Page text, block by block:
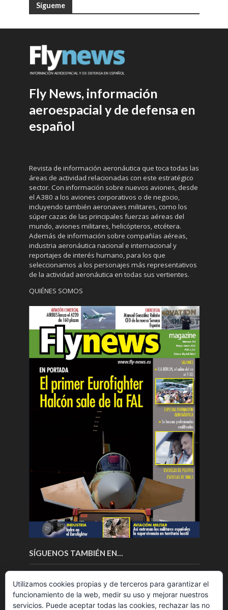
Sígueme
Fly News, información
aeroespacial y de defensa en
español
Revista de información aeronáutica que toca todas las
áreas de actividad relacionadas con este estratégico
sector. Con información sobre nuevos aviones, desde
el A380 a los aviones corporativos o de negocio,
incluyendo también aeronaves militares, como los
súper cazas de las principales fuerzas aéreas del
mundo, aviones militares, helicópteros, etcétera.
Además de información sobre compañías aéreas,
industria aeronáutica nacional e internacional y
reportajes de interés humano, para los que
seleccionamos a los personajes más representativos
de la actividad aeronáutica en todas sus vertientes.
QUIÉNES SOMOS
SÍGUENOS TAMBIÉN EN…
Utilizamos cookies propias y de terceros para garantizar el
funcionamiento de la web, medir su uso y mejorar nuestros
servicios. Puede aceptar todas las cookies, rechazar las no